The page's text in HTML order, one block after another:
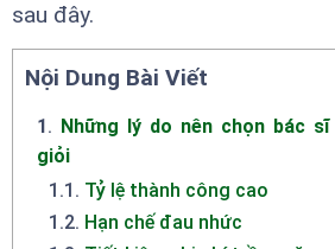
sau đây.
Nội Dung Bài Viết
1. Những lý do nên chọn bác
giỏi
1.1 . Tỷ lệ thành công cao
1.2. Hạn chế đau nhức